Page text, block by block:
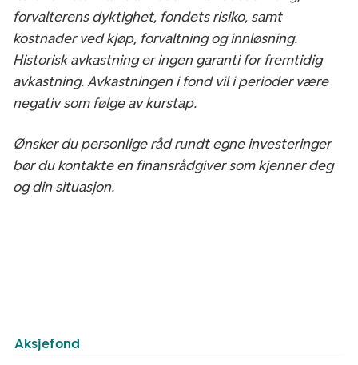
forvalterens dyktighet, fondets risiko, samt
kostnader ved kjøp, forvaltning og innløsning.
Historisk avkastning er ingen garanti for fremtidig
avkastning. Avkastningen i fond vil i perioder være
negativ som følge av kurstap.
Ønsker du personlige råd rundt egne investeringer
bør du kontakte en finansrådgiver som kjenner deg
og din situasjon.
Aksjefond